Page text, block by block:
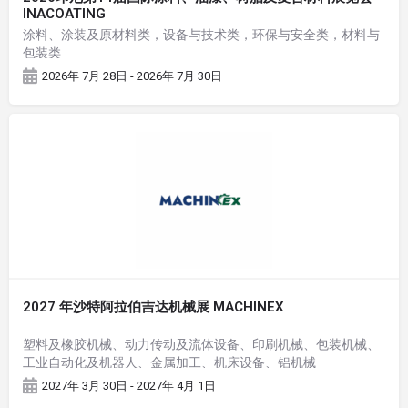
INACOATING
涂料、涂装及原材料类，设备与技术类，环保与安全类，材料与
包装类
2026年 7月 28日 - 2026年 7月 30日
2027 年沙特阿拉伯吉达机械展 MACHINEX
塑料及橡胶机械、动力传动及流体设备、印刷机械、包装机械、
工业自动化及机器人、金属加工、机床设备、铝机械
2027年 3月 30日 - 2027年 4月 1日